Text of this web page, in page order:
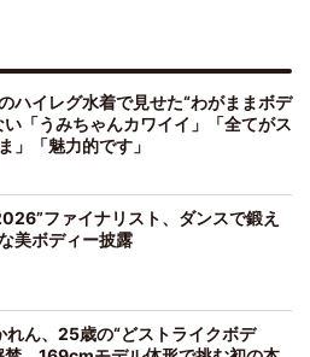
ハイレグ水着で見せた“わがままボデ
い「うみちゃんカワイイ」「全てがス
」「魅力的です」
ファイナリスト、ダンスで鍛え
美ボディー披露
ん、25歳の“どストライクボデ